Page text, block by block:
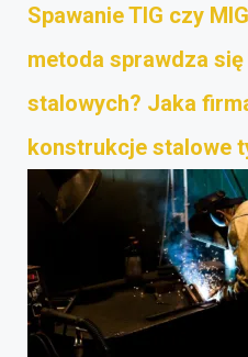
Spawanie TIG czy
metoda sprawdza
stalowych? Jaka
konstrukcje stalowe